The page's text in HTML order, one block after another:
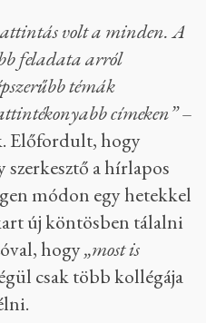
volt a minden. A
feladata arról
témák
címeken”–
Előfordult, hogy
szerkesztő a hírlapos
módon egy hetekkel
új köntösben tálalni
hogy„most is
csak több kollégája